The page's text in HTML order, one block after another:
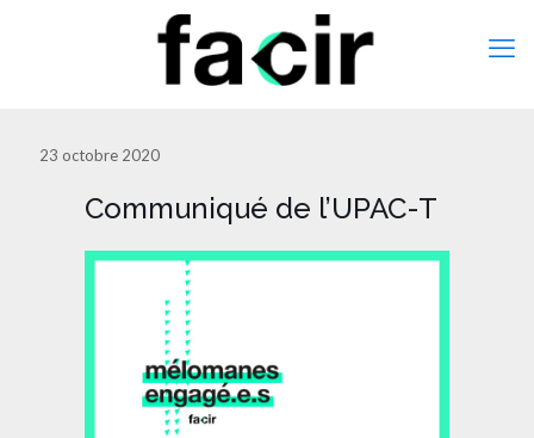
23 octobre 2020
Communiqué de l’UPAC-T